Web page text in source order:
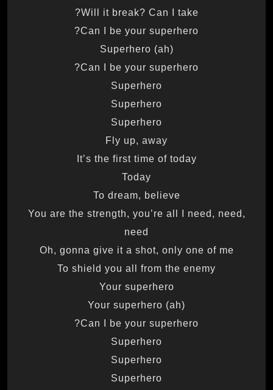
Will it break? Can I take?
Can I be your superhero?
Superhero (ah)
Can I be your superhero?
Superhero
Superhero
Superhero
Fly up, away
It’s the first time of today
Today
To dream, believe
You are the strength, you’re all I need, need,
need
Oh, gonna give it a shot, only one of me
To shield you all from the enemy
Your superhero
Your superhero (ah)
Can I be your superhero?
Superhero
Superhero
Superhero